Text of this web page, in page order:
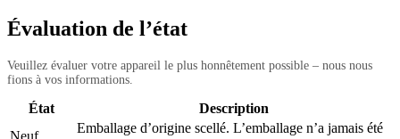
Évaluation de l’état
Veuillez évaluer votre appareil le plus honnêtement possible – nous nous
fions à vos informations.
État
Description
Emballage d’origine scellé. L’emballage n’a jamais été